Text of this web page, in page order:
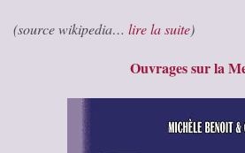
(source wikipedia… lire la suite)
Ouvrages sur la